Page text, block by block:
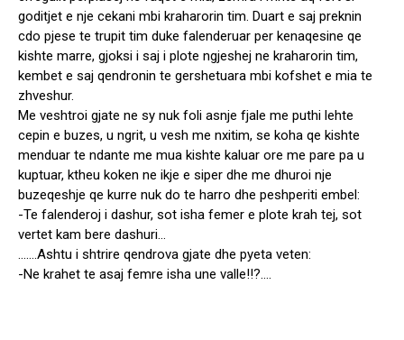
goditjet e nje cekani mbi kraharorin tim. Duart e saj preknin
cdo pjese te trupit tim duke falenderuar per kenaqesine qe
kishte marre, gjoksi i saj i plote ngjeshej ne kraharorin tim,
kembet e saj qendronin te gershetuara mbi kofshet e mia te
zhveshur.
Me veshtroi gjate ne sy nuk foli asnje fjale me puthi lehte
cepin e buzes, u ngrit, u vesh me nxitim, se koha qe kishte
menduar te ndante me mua kishte kaluar ore me pare pa u
kuptuar, ktheu koken ne ikje e siper dhe me dhuroi nje
buzeqeshje qe kurre nuk do te harro dhe peshperiti embel:
-Te falenderoj i dashur, sot isha femer e plote krah tej, sot
vertet kam bere dashuri…
…….Ashtu i shtrire qendrova gjate dhe pyeta veten:
-Ne krahet te asaj femre isha une valle!!?….